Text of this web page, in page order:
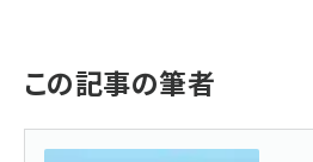
この記事の筆者